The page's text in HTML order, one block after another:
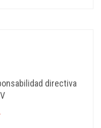
directiva